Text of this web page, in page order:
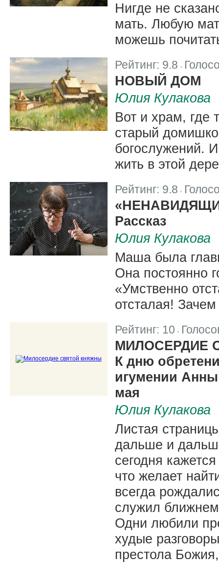
Нигде не
мать. Любую
можешь
Рейтинг: 9.8
НОВЫЙ ДОМ
Юлия Кулакова
Вот и храм, где
старый
богослужений.
жить в этой
Рейтинг: 9.8
Рассказ
Юлия Кулакова
Маша была
Она постоянно
«Умственно
отсталая!
Рейтинг: 10
МИЛОСЕРДИЕ
К дню
игумении
мая
Юлия Кулакова
Листая
дальше и
сегодня
что желает
всегда
служил
Одни любили
худые
престола